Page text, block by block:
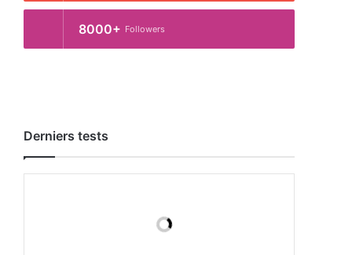
8000+ Followers
Derniers tests